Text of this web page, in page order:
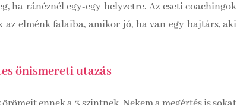
ha ránéznél egy-egy helyzetre. Az eseti coachingok
elménk falaiba, amikor jó, ha van egy bajtárs, aki
önismereti utazás